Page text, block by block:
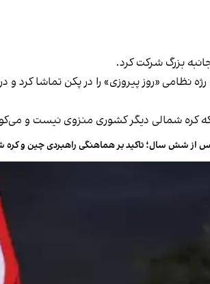
بزرگ شرکت کرد.
«روز پیروزی» را در پکن تماشا کرد
کره شمالی دیگر کشوری منزوی نیست و
از شش سال؛ تاکید بر هماهنگی راهبردی چین و کره